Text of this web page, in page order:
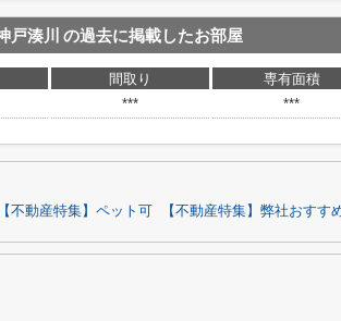
戸湊川 の過去に掲載したお部屋
間取り 専有面積
*** ***
【不動産特集】ペット可 【不動産特集】弊社おすす